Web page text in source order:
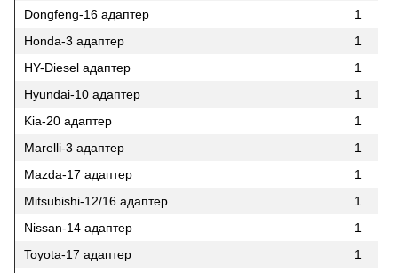
Dongfeng-16 адаптер
1
Honda-3 адаптер
1
HY-Diesel адаптер
1
Hyundai-10 адаптер
1
Kia-20 адаптер
1
Marelli-3 адаптер
1
Mazda-17 адаптер
1
Mitsubishi-12/16 адаптер
1
Nissan-14 адаптер
1
Toyota-17 адаптер
1